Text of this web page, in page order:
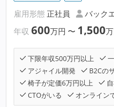
雇用形態 正社員 バック
年収 600万円 〜 1,500
下限年収500万円以上
アジャイル開発
B2Cの
椅子が定価6万円以上
CTOがいる
オンライン